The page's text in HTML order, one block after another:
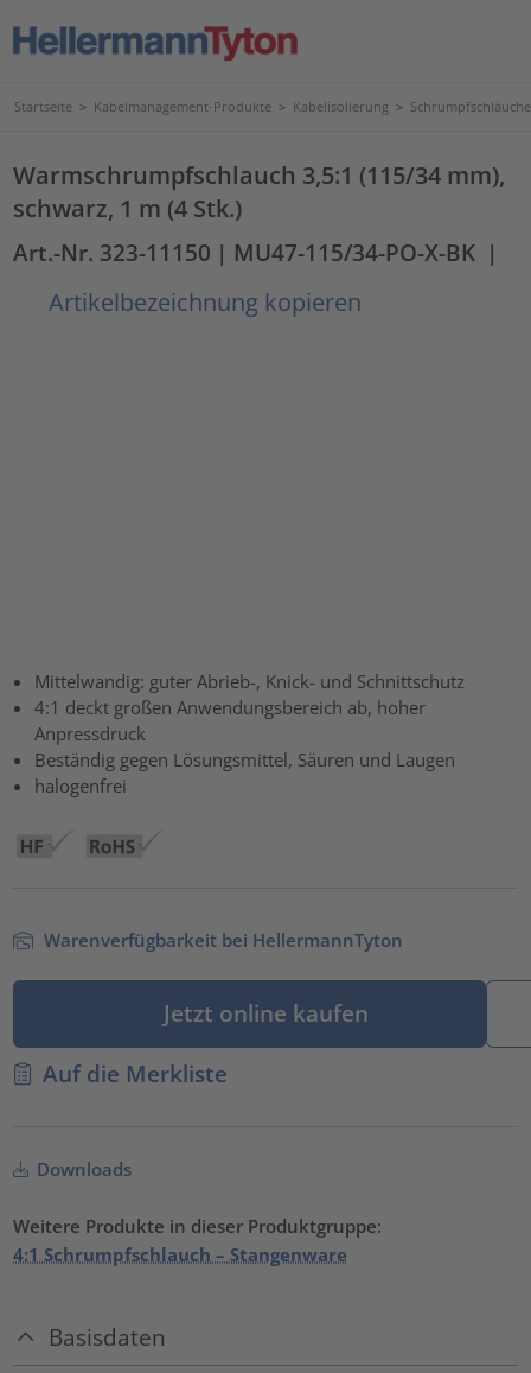
Startseite > Kabelmanagement-Produkte > Kabelisolierung > Schrumpfschläuche
Warmschrumpfschlauch 3,5:1 (115/34 mm),
schwarz, 1 m (4 Stk.)
Art.-Nr. 323-11150 | MU47-115/34-PO-X-BK |
Artikelbezeichnung kopieren
Mittelwandig: guter Abrieb-, Knick- und Schnittschutz
4:1 deckt großen Anwendungsbereich ab, hoher
Anpressdruck
Beständig gegen Lösungsmittel, Säuren und Laugen
halogenfrei
Warenverfügbarkeit bei HellermannTyton
Jetzt online kaufen
Auf die Merkliste
Downloads
Weitere Produkte in dieser Produktgruppe:
4:1 Schrumpfschlauch – Stangenware
Basisdaten